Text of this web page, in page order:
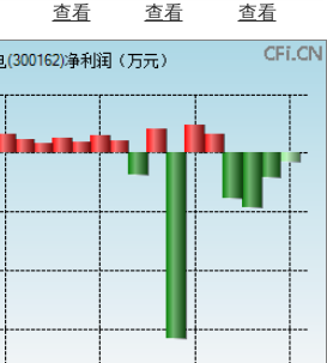
查看 查看 查看